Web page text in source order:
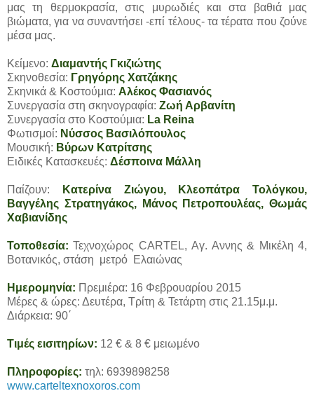
μας τη θερμοκρασία, στις μυρωδιές και στα βαθιά μας
βιώματα, για να συναντήσει -επί τέλους- τα τέρατα που ζούνε
μέσα μας.
Κείμενο: Διαμαντής Γκιζιώτης
Σκηνοθεσία: Γρηγόρης Χατζάκης
Σκηνικά & Κοστούμια: Αλέκος Φασιανός
Συνεργασία στη σκηνογραφία: Ζωή Αρβανίτη
Συνεργασία στο Κοστούμια: La Reina
Φωτισμοί: Νύσσος Βασιλόπουλος
Μουσική: Βύρων Κατρίτσης
Ειδικές Κατασκευές: Δέσποινα Μάλλη
Παίζουν:
Κατερίνα Ζιώγου, Κλεοπάτρα Τολόγκου,
Βαγγέλης Στρατηγάκος, Μάνος Πετροπουλέας, Θωμάς
Χαβιανίδης
Τοποθεσία: Τεχνοχώρος CARTEL, Αγ. Αννης & Μικέλη 4,
Βοτανικός, στάση μετρό Ελαιώνας
Ημερομηνία: Πρεμιέρα: 16 Φεβρουαρίου 2015
Μέρες & ώρες: Δευτέρα, Τρίτη & Τετάρτη στις 21.15μ.μ.
Διάρκεια: 90΄
Τιμές εισιτηρίων: 12 € & 8 € μειωμένο
Πληροφορίες: τηλ: 6939898258
www.carteltexnoxoros.com